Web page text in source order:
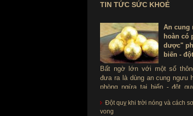
TIN TỨC SỨC KHOẺ
An cung
hoàn có
dược"
biến -
Bất ngờ lớn với một số
đưa ra là dùng an cung ngưu
phòng ngừa tai biến - đột
để phòng tai biến - đột quỵ
Đột quỵ khi trời nóng và cách
vong